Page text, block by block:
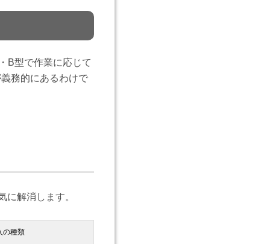
B型で作業に応じて
務的にあるわけで
に解消します。
の種類